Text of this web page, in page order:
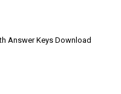
Answer Keys Download